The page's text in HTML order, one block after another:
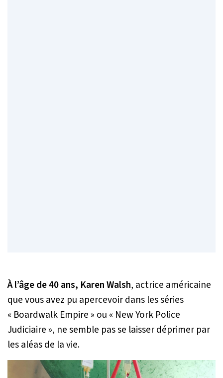
À l’âge de 40 ans, Karen Walsh, actrice américaine
que vous avez pu apercevoir dans les séries
« Boardwalk Empire » ou « New York Police
Judiciaire », ne semble pas se laisser déprimer par
les aléas de la vie.